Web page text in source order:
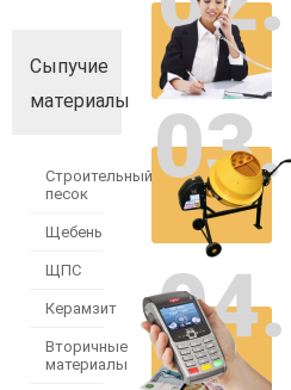
Сыпучие
материалы
Строительный
песок
Щебень
ЩПС
Керамзит
Вторичные
материалы